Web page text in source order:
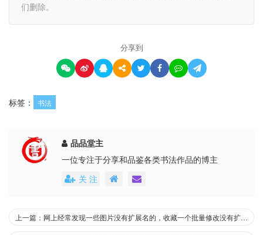
们删除。
分享到
标签： 书法
品品堂主
一位专注于分享和品鉴各类书法作品的博主
关 注
上一篇：网上经常发现一些图片没有扩展名的，收藏一个批量修改没有扩展名的图片的方法